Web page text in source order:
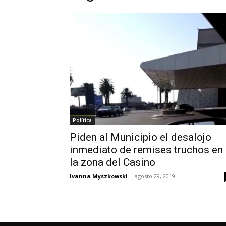
Política
Piden al Municipio el desalojo
inmediato de remises truchos en
la zona del Casino
Ivanna Myszkowski - agosto 29, 2019